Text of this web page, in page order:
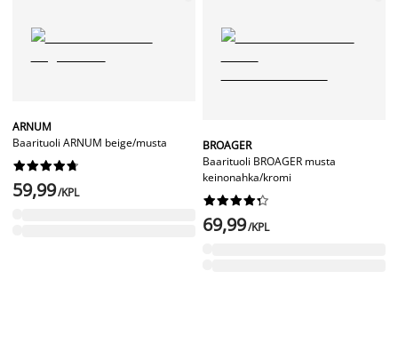
ARNUM
Baarituoli ARNUM beige/musta






59,99/KPL
BROAGER
Baarituoli BROAGER musta
keinonahka/kromi






69,99/KPL